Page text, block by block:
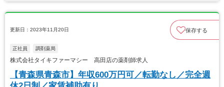
更新日：2023年11月20日 保存する
正社員 調剤薬局
株式会社タイキファーマシー 高田店の薬剤師求人
【青森県青森市】年収600万円可／転勤なし／完全週